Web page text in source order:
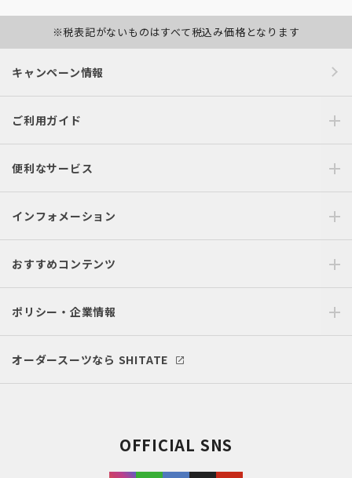
※税表記がないものはすべて税込み価格となります
キャンペーン情報
ご利用ガイド
便利なサービス
インフォメーション
おすすめコンテンツ
ポリシー・企業情報
オーダースーツなら SHITATE
OFFICIAL SNS